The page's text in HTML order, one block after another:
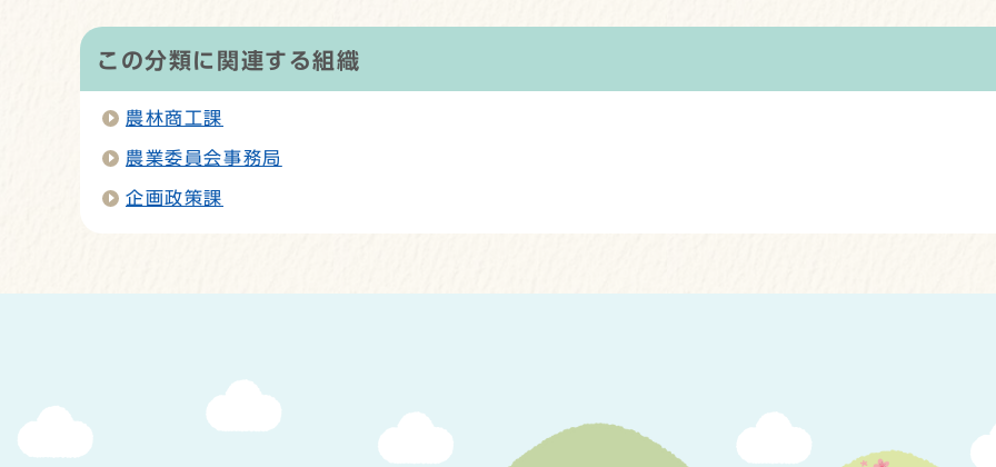
この分類に関連する組織
農林商工課
農業委員会事務局
企画政策課